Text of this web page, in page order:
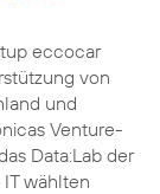
eccocar
von
und
Venture-
Data:Lab der
wählten